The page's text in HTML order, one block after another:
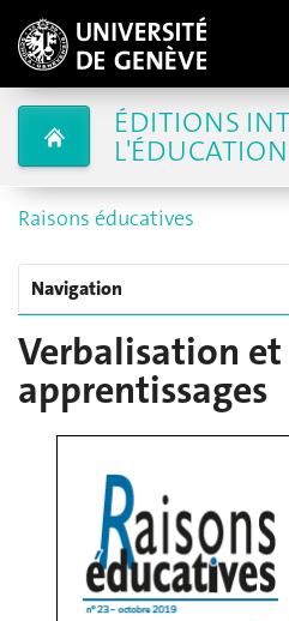
ÉDITIONS
L'ÉDUCATION
Raisons éducatives
Navigation
Verbalisation et
apprentissages